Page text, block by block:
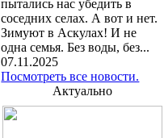
пытались нас убедить в
соседних селах. А вот и нет.
Зимуют в Аскулах! И не
одна семья. Без воды, без...
07.11.2025
Посмотреть все новости.
Актуально